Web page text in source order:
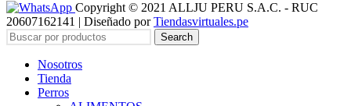
Copyright © 2021 ALLJU PERU S.A.C. - RUC
20607162141 | Diseñado porTiendasvirtuales.pe
Search
Nosotros
Tienda
Perros